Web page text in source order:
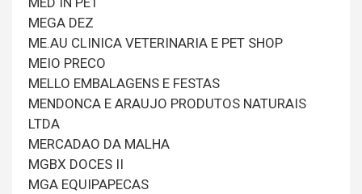
MEGA DEZ
ME.AU CLINICA VETERINARIA E PET SHOP
MEIO PRECO
MELLO EMBALAGENS E FESTAS
MENDONCA E ARAUJO PRODUTOS NATURAIS
LTDA
MERCADAO DA MALHA
MGBX DOCES II
MGA EQUIPAPECAS